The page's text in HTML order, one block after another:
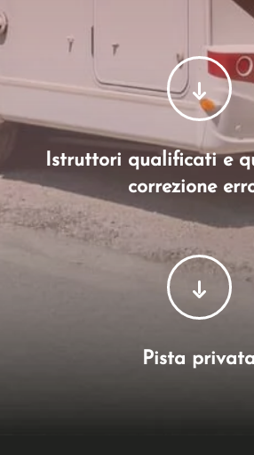
Istruttori qualificati e
correzione
Pista privata